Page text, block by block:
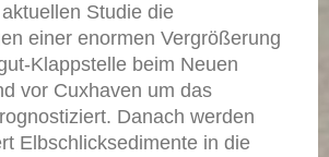
Studie die
einer enormen Vergrößerung
Klappstelle beim Neuen
vor Cuxhaven um das
Danach werden
Elbschlicksedimente in die